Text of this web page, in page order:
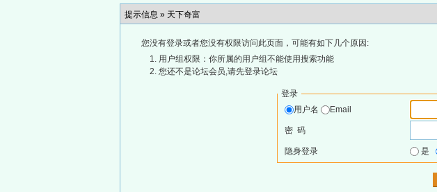
提示信息 » 天下奇富
您没有登录或者您没有权限访问此页面，可能有如下几个原因:
用户组权限：你所属的用户组不能使用搜索功能
您还不是论坛会员,请先登录论坛
登录
用户名
Email
密 码
隐身登录 是